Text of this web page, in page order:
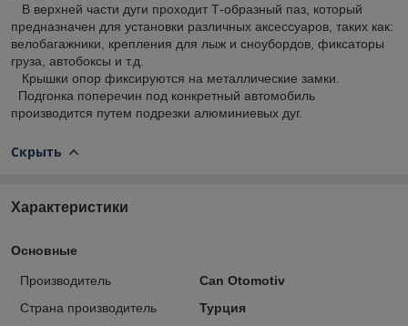
В верхней части дуги проходит Т-образный паз, который
предназначен для установки различных аксессуаров, таких как:
велобагажники, крепления для лыж и сноубордов, фиксаторы
груза, автобоксы и т.д.
Крышки опор фиксируются на металлические замки.
Подгонка поперечин под конкретный автомобиль
производится путем подрезки алюминиевых дуг.
Скрыть
Характеристики
Основные
Производитель
Can Otomotiv
Страна производитель
Турция